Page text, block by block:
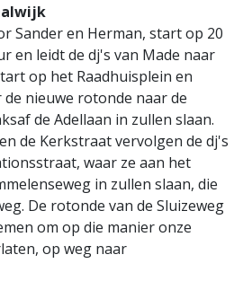
Sander en Herman, start op 20
en leidt de dj's van Made naar
op het Raadhuisplein en
nieuwe rotonde naar de
de Adellaan in zullen slaan.
de Kerkstraat vervolgen de dj's
waar ze aan het
in zullen slaan, die
De rotonde van de Sluizeweg
om op die manier onze
op weg naar